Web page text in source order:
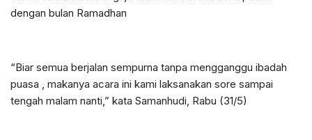
dengan bulan Ramadhan
“Biar semua berjalan sempurna tanpa mengganggu ibadah
puasa , makanya acara ini kami laksanakan sore sampai
tengah malam nanti,” kata Samanhudi, Rabu (31/5)